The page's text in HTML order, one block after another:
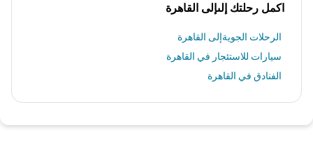
اكمل رحلتك إلىإلى القاهرة
الرحلات الجويةإلى القاهرة
سيارات للاستئجار في القاهرة
الفنادق في القاهرة